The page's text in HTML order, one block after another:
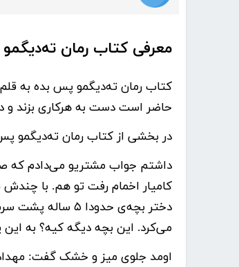
معرفی کتاب رمان
کتاب رمان ته‌دیگمو پس بده به قلم
حاضر است دست به هرکاری بزند و
در بخشی از کتاب رمان ته‌دیگمو
داشتم جواب مشتریو می‌دادم که
کامیار اخمام رفت تو هم. با
دختر بچه‌ی
می‌کرد. این بچه دیگه کیه؟ به
اومد جلوی میز و خشک گفت: